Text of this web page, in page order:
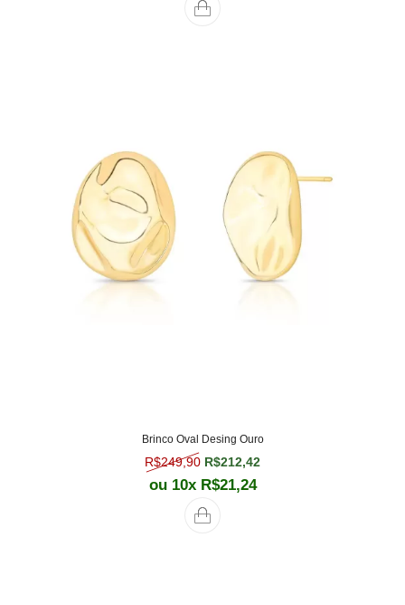
Brinco Oval Desing Ouro
R$249,90 O preço original era: R$249,90.
R$212,42
ou 10x R$21,24